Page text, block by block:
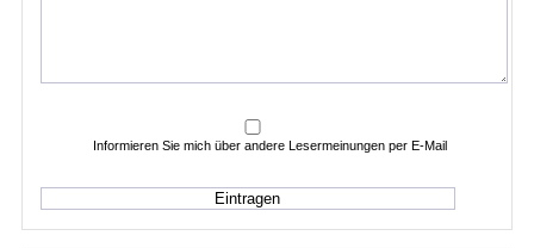
Informieren Sie mich über andere Lesermeinungen per E-Mail